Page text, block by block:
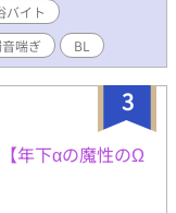
バイト
喘ぎ BL
3
年下αの魔性のΩ